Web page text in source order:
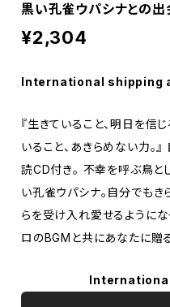
黒い孔雀ウパシナとの出
¥2,304
International shipping
『生きていること、明日を信
いること、あきらめない力。
読CD付き。 不幸を呼ぶ鳥と
い孔雀ウパシナ。自分でも
らを受け入れ愛せるように
ロのBGMと共にあなたに贈